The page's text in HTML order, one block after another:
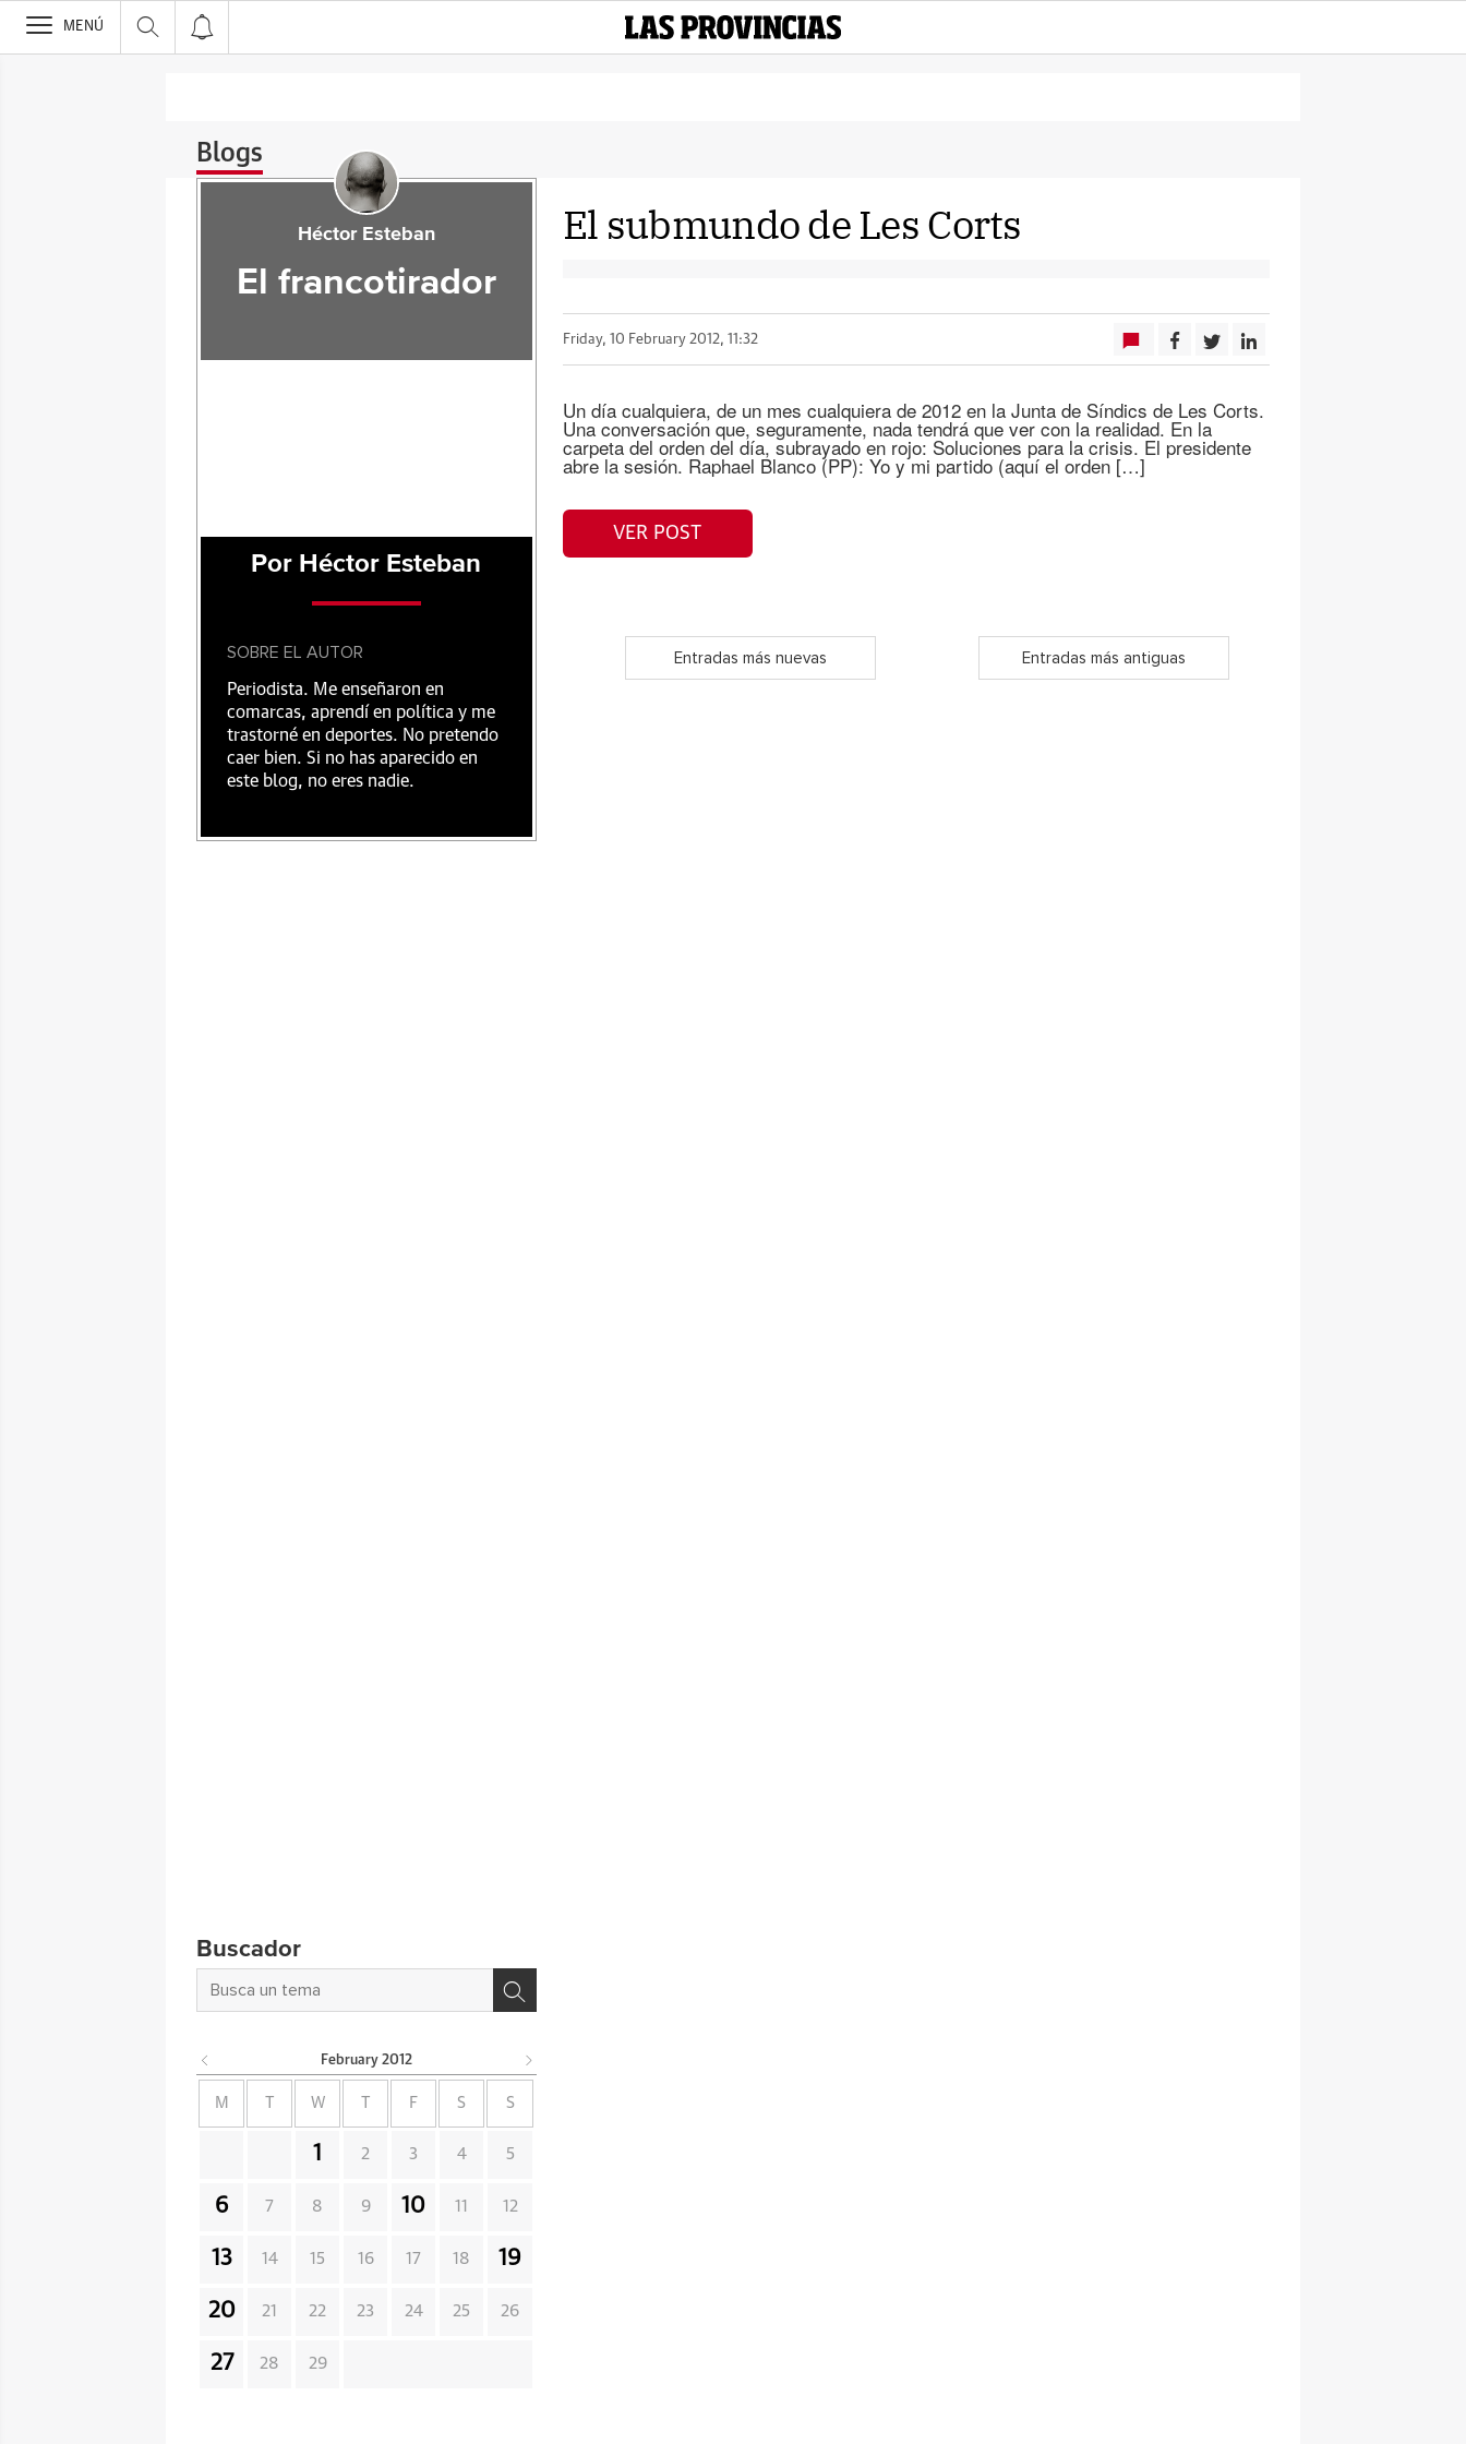
>
MENÚ
Blogs
El submundo de Les Corts
Friday, 10 February 2012, 11:32
Un día cualquiera, de un mes cualquiera de 2012 en la Junta de Síndics de Les Corts.
Una conversación que, seguramente, nada tendrá que ver con la realidad. En la
carpeta del orden del día, subrayado en rojo: Soluciones para la crisis. El presidente
abre la sesión. Raphael Blanco (PP): Yo y mi partido (aquí el orden […]
VER POST
Entradas más nuevas Entradas más antiguas
Héctor Esteban
El francotirador
Por Héctor Esteban
SOBRE EL AUTOR
Periodista. Me enseñaron en
comarcas, aprendí en política y me
trastorné en deportes. No pretendo
caer bien. Si no has aparecido en
este blog, no eres nadie.
Buscador
February 2012
M W F S S
1 2 3 4 5
6 7 8 9 10 11 12
13 14 15 16 17 18 19
20 21 22 23 24 25 26
27 28 29